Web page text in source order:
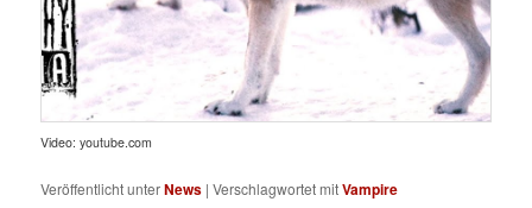
Video: youtube.com
Veröffentlicht unterNews |Verschlagwortet mitVampire